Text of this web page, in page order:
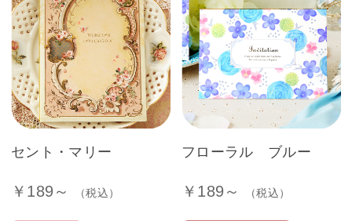
セント・マリー
￥189～ （税込）
フローラル ブルー
￥189～ （税込）